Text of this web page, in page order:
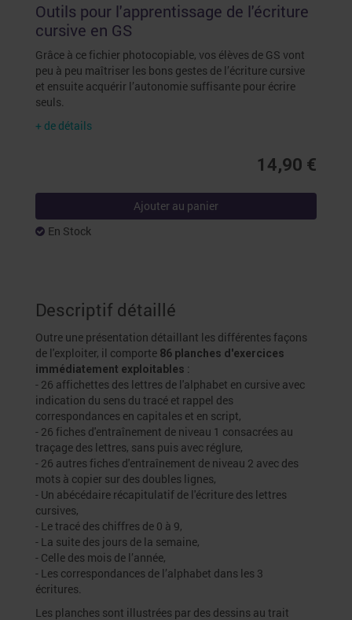
Outils pour l'apprentissage de l'écriture
cursive en GS
Grâce à ce fichier photocopiable, vos élèves de GS vont
peu à peu maîtriser les bons gestes de l’écriture cursive
et ensuite acquérir l’autonomie suffisante pour écrire
seuls.
+ de détails
14,90 €
Ajouter au panier
En Stock
Descriptif détaillé
Outre une présentation détaillant les différentes façons
de l'exploiter, il comporte 86 planches d'exercices
immédiatement exploitables :
- 26 affichettes des lettres de l'alphabet en cursive avec
indication du sens du tracé et rappel des
correspondances en capitales et en script,
- 26 fiches d'entraînement de niveau 1 consacrées au
traçage des lettres, sans puis avec réglure,
- 26 autres fiches d'entraînement de niveau 2 avec des
mots à copier sur des doubles lignes,
- Un abécédaire récapitulatif de l'écriture des lettres
cursives,
- Le tracé des chiffres de 0 à 9,
- La suite des jours de la semaine,
- Celle des mois de l’année,
- Les correspondances de l’alphabet dans les 3
écritures.
Les planches sont illustrées par des dessins au trait